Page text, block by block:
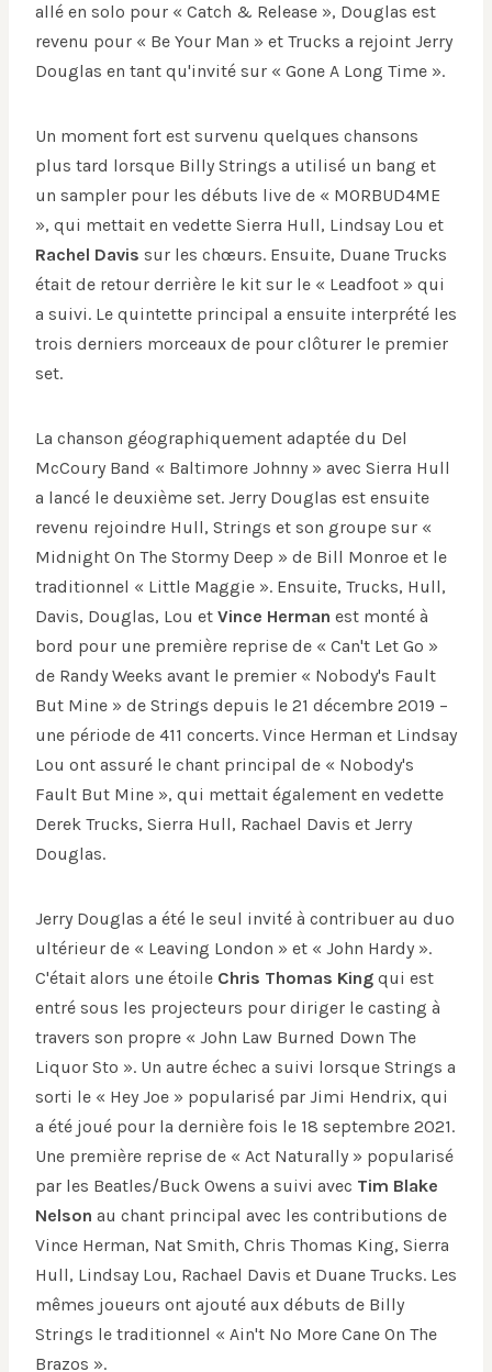
allé en solo pour « Catch & Release », Douglas est
revenu pour « Be Your Man » et Trucks a rejoint Jerry
Douglas en tant qu'invité sur « Gone A Long Time ».
Un moment fort est survenu quelques chansons
plus tard lorsque Billy Strings a utilisé un bang et
un sampler pour les débuts live de « MORBUD4ME
», qui mettait en vedette Sierra Hull, Lindsay Lou et
Rachel Davis sur les chœurs. Ensuite, Duane Trucks
était de retour derrière le kit sur le « Leadfoot » qui
a suivi. Le quintette principal a ensuite interprété les
trois derniers morceaux de pour clôturer le premier
set.
La chanson géographiquement adaptée du Del
McCoury Band « Baltimore Johnny » avec Sierra Hull
a lancé le deuxième set. Jerry Douglas est ensuite
revenu rejoindre Hull, Strings et son groupe sur «
Midnight On The Stormy Deep » de Bill Monroe et le
traditionnel « Little Maggie ». Ensuite, Trucks, Hull,
Davis, Douglas, Lou et Vince Herman est monté à
bord pour une première reprise de « Can't Let Go »
de Randy Weeks avant le premier « Nobody's Fault
But Mine » de Strings depuis le 21 décembre 2019 –
une période de 411 concerts. Vince Herman et Lindsay
Lou ont assuré le chant principal de « Nobody's
Fault But Mine », qui mettait également en vedette
Derek Trucks, Sierra Hull, Rachael Davis et Jerry
Douglas.
Jerry Douglas a été le seul invité à contribuer au duo
ultérieur de « Leaving London » et « John Hardy ».
C'était alors une étoile Chris Thomas King qui est
entré sous les projecteurs pour diriger le casting à
travers son propre « John Law Burned Down The
Liquor Sto ». Un autre échec a suivi lorsque Strings a
sorti le « Hey Joe » popularisé par Jimi Hendrix, qui
a été joué pour la dernière fois le 18 septembre 2021.
Une première reprise de « Act Naturally » popularisé
par les Beatles/Buck Owens a suivi avec Tim Blake
Nelson au chant principal avec les contributions de
Vince Herman, Nat Smith, Chris Thomas King, Sierra
Hull, Lindsay Lou, Rachael Davis et Duane Trucks. Les
mêmes joueurs ont ajouté aux débuts de Billy
Strings le traditionnel « Ain't No More Cane On The
Brazos ».